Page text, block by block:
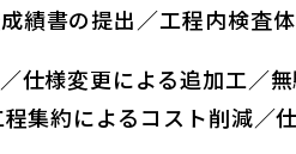
提出／工程内検査体
仕様変更による追加工／
よるコスト削減／仕